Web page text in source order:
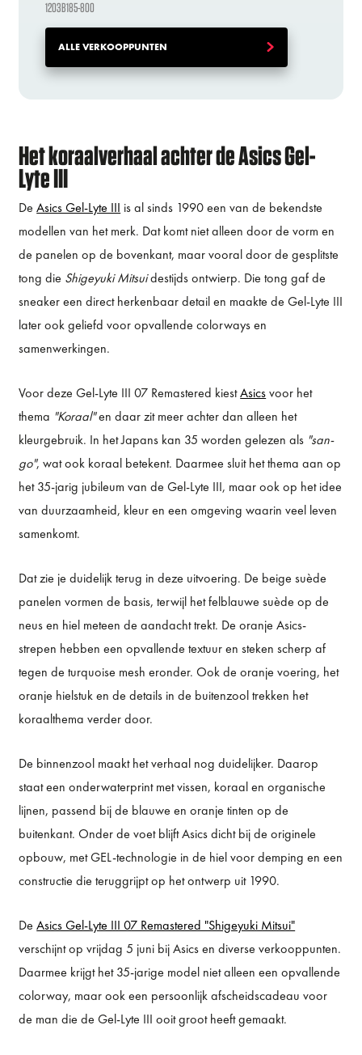
1203B185-800
ALLE VERKOOPPUNTEN
Het koraalverhaal achter de Asics Gel-
Lyte III
DeAsics Gel-Lyte III is al sinds 1990 een van de bekendste
modellen van het merk. Dat komt niet alleen door de vorm en
de panelen op de bovenkant, maar vooral door de gesplitste
tong die Shigeyuki Mitsuidestijds ontwierp. Die tong gaf de
sneaker een direct herkenbaar detail en maakte de Gel-Lyte III
later ook geliefd voor opvallende colorways en
samenwerkingen.
Voor deze Gel-Lyte III 07 Remastered kiestAsicsvoor het
thema "Koraal"en daar zit meer achter dan alleen het
kleurgebruik. In het Japans kan 35 worden gelezen als "san-
go", wat ook koraal betekent. Daarmee sluit het thema aan op
het 35-jarig jubileum van de Gel-Lyte III, maar ook op het idee
van duurzaamheid, kleur en een omgeving waarin veel leven
samenkomt.
Dat zie je duidelijk terug in deze uitvoering. De beige suède
panelen vormen de basis, terwijl het felblauwe suède op de
neus en hiel meteen de aandacht trekt. De oranje Asics-
strepen hebben een opvallende textuur en steken scherp af
tegen de turquoise mesh eronder. Ook de oranje voering, het
oranje hielstuk en de details in de buitenzool trekken het
koraalthema verder door.
De binnenzool maakt het verhaal nog duidelijker. Daarop
staat een onderwaterprint met vissen, koraal en organische
lijnen, passend bij de blauwe en oranje tinten op de
buitenkant. Onder de voet blijft Asics dicht bij de originele
opbouw, met GEL-technologie in de hiel voor demping en een
constructie die teruggrijpt op het ontwerp uit 1990.
DeAsics Gel-Lyte III 07 Remastered "Shigeyuki Mitsui"
verschijnt op vrijdag 5 juni bij Asics en diverse verkooppunten.
Daarmee krijgt het 35-jarige model niet alleen een opvallende
colorway, maar ook een persoonlijk afscheidscadeau voor
de man die de Gel-Lyte III ooit groot heeft gemaakt.